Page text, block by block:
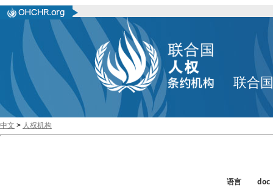
联合
中文 > 人权机构
语言
doc